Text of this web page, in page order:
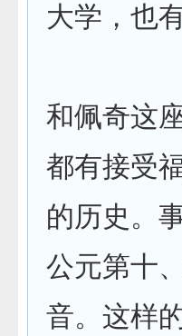
大学，也
和佩奇这
都有接受
的历史。
公元第十
音。这样